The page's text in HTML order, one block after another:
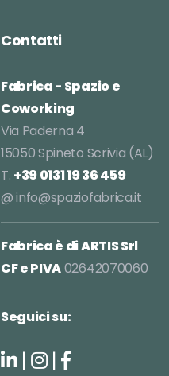
Contatti
Fabrica - Spazio e
Coworking
Via Paderna 4
15050 Spineto Scrivia (AL)
T. +39 0131 19 36 459
@info@spaziofabrica.it
Fabrica è di ARTIS Srl
CF e PIVA02642070060
Seguici su:
| |